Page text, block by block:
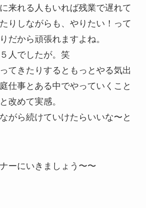
来れる人もいれば残業で遅れて
りしながらも、やりたい！って
だから頑張れますよね。
人でしたが。笑
てきたりするともっとやる気出
仕事とある中でやっていくこと
改めて実感。
がら続けていけたらいいな〜と
ーにいきましょう〜〜